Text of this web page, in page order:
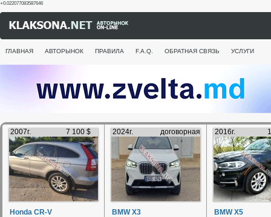
+0.022077083587646
ГЛАВНАЯ АВТОРЫНОК ПРАВИЛА F.A.Q. ОБРАТНАЯ СВЯЗЬ УСЛУГИ
2007г. 7 100 $
Honda CR-V
2024г. договорная
BMW X3
2016г.
BMW X5